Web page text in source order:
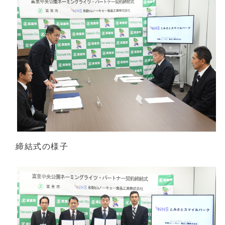
締結式の様子